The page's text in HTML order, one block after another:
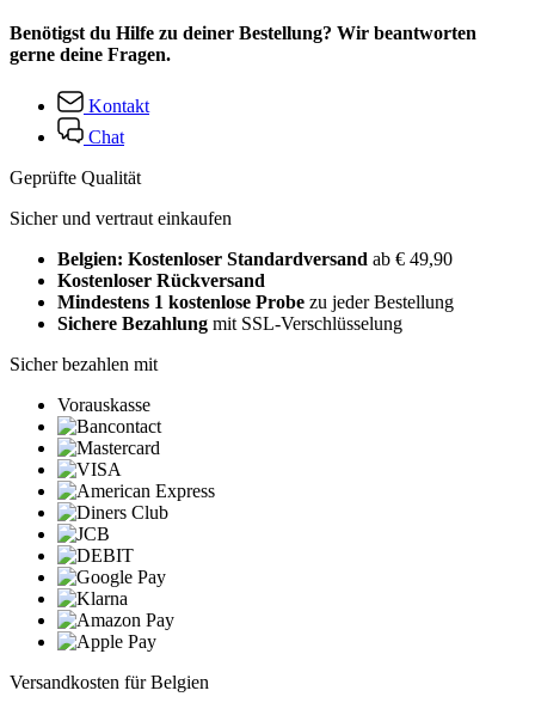
Benötigst du Hilfe zu deiner Bestellung? Wir beantworten
gerne deine Fragen.
Kontakt
Chat
Geprüfte Qualität
Sicher und vertraut einkaufen
Belgien: Kostenloser Standardversand ab € 49,90
Kostenloser Rückversand
Mindestens 1 kostenlose Probe zu jeder Bestellung
Sichere Bezahlung mit SSL-Verschlüsselung
Sicher bezahlen mit
Vorauskasse
Versandkosten für Belgien